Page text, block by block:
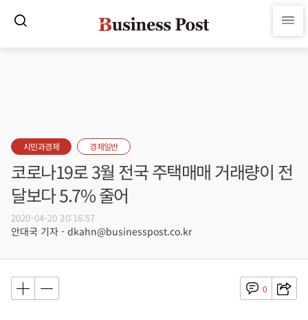
시민과경제 경제일반
코로나19로 3월 전국 주택매매 거래량이 전
달보다 5.7% 줄어
2020-04-20 20:16:57
안대국 기자 - dkahn@businesspost.co.kr
0